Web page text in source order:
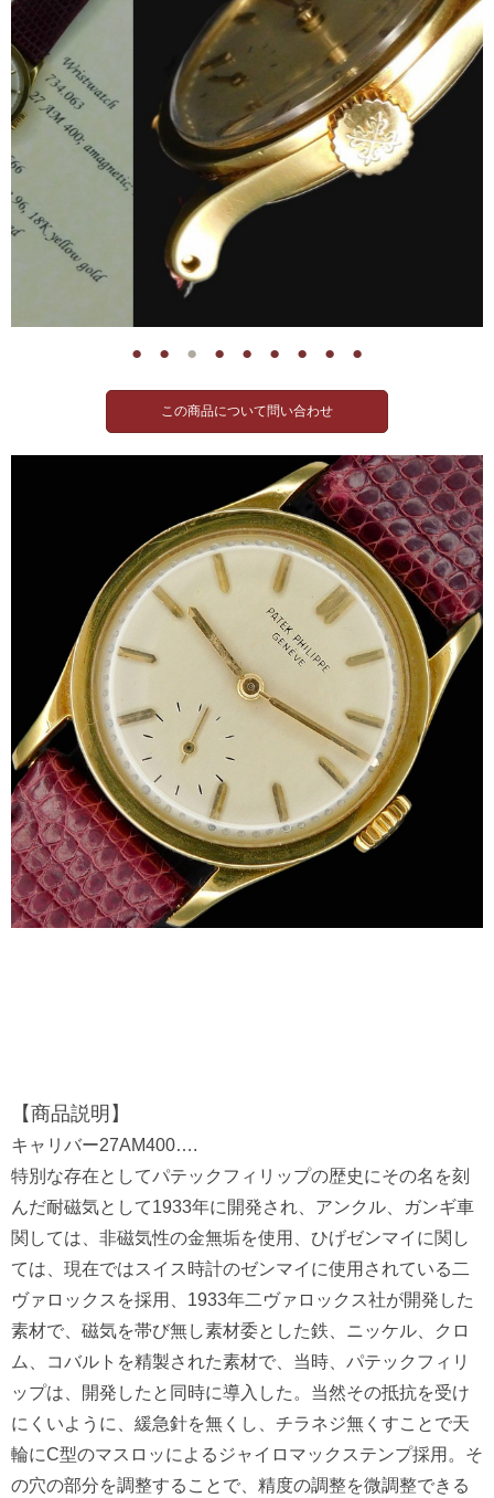
● ● ● ● ● ● ● ● ●
【商品説明】
キャリバー27AM400….
特別な存在としてパテックフィリップの歴史にその名を刻
んだ耐磁気として1933年に開発され、アンクル、ガンギ車
関しては、非磁気性の金無垢を使用、ひげゼンマイに関し
ては、現在ではスイス時計のゼンマイに使用されている二
ヴァロックスを採用、1933年二ヴァロックス社が開発した
素材で、磁気を帯び無し素材委とした鉄、ニッケル、クロ
ム、コバルトを精製された素材で、当時、パテックフィリ
ップは、開発したと同時に導入した。当然その抵抗を受け
にくいように、緩急針を無くし、チラネジ無くすことで天
輪にC型のマスロッによるジャイロマックステンプ採用。そ
の穴の部分を調整することで、精度の調整を微調整できる